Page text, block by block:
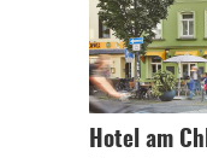
Hotel am